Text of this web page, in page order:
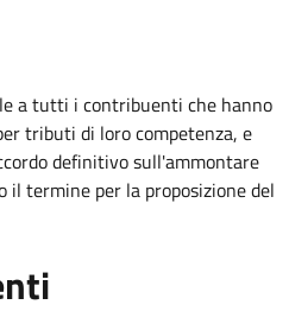
a tutti i contribuenti che hanno
tributi di loro competenza, e
definitivo sull'ammontare
termine per la proposizione del